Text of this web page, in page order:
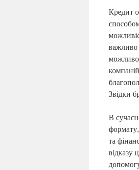
Кредит
важливо
Звідки
В
та
відказу